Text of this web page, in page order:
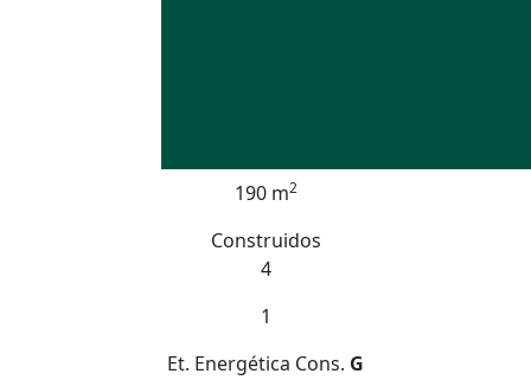
190 m2
Construidos
4
1
Et. Energética Cons. G